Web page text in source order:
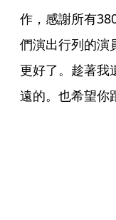
作，感謝所有
們演出行列的演
更好了。趁著我
遠的。也希望你